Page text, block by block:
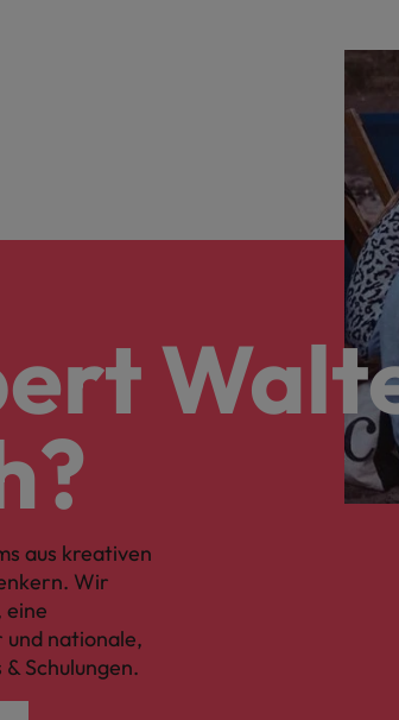
aus kreativen
Wir
eine
nationale,
Schulungen.